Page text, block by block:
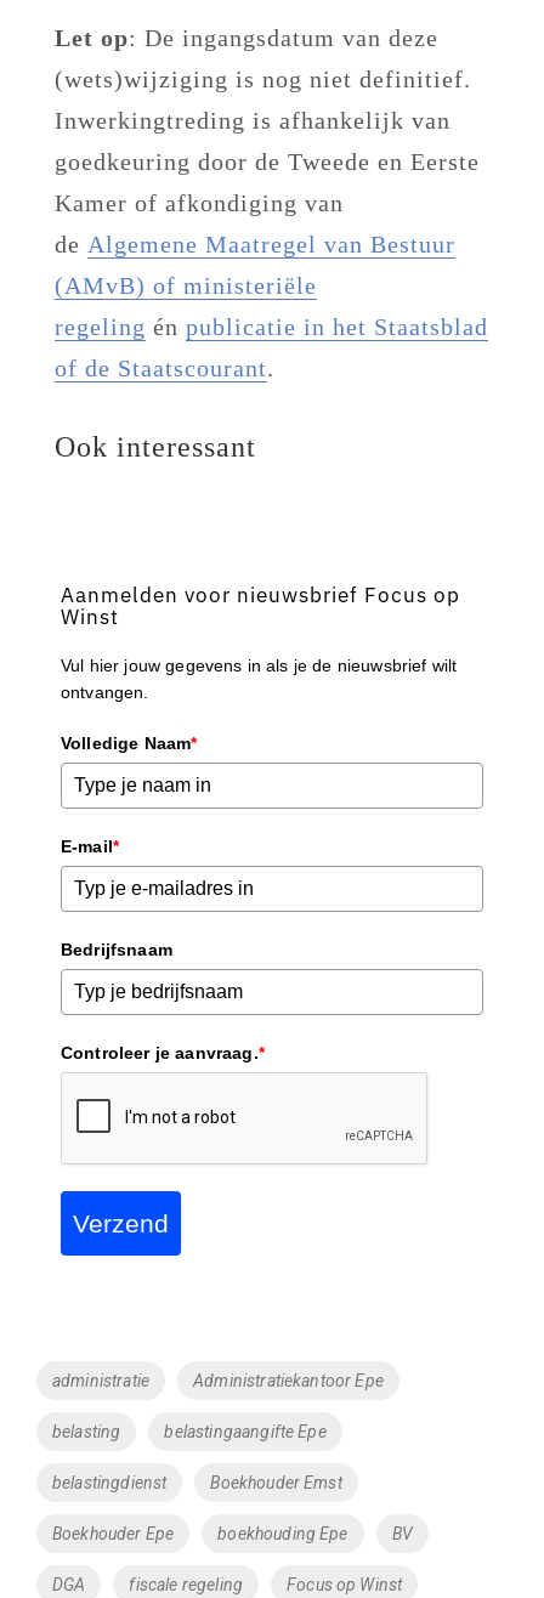
Let op: De ingangsdatum van deze
(wets)wijziging is nog niet definitief.
Inwerkingtreding is afhankelijk van
goedkeuring door de Tweede en Eerste
Kamer of afkondiging van
de Algemene Maatregel van Bestuur
(AMvB) of ministeriële
regeling én publicatie in het Staatsblad
of de Staatscourant.
Ook interessant
Aanmelden voor nieuwsbrief Focus op
Winst
Vul hier jouw gegevens in als je de nieuwsbrief wilt
ontvangen.
Volledige Naam*
E-mail*
Bedrijfsnaam
Controleer je aanvraag.*
Verzend
Tags
administratie Administratiekantoor Epe
belasting belastingaangifte Epe
belastingdienst Boekhouder Emst
Boekhouder Epe boekhouding Epe BV
DGA fiscale regeling Focus op Winst